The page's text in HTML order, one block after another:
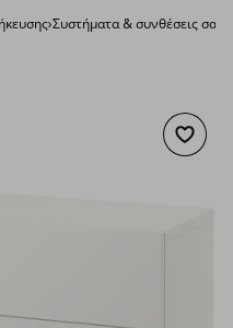
›Συστήματα & συνθέσεις